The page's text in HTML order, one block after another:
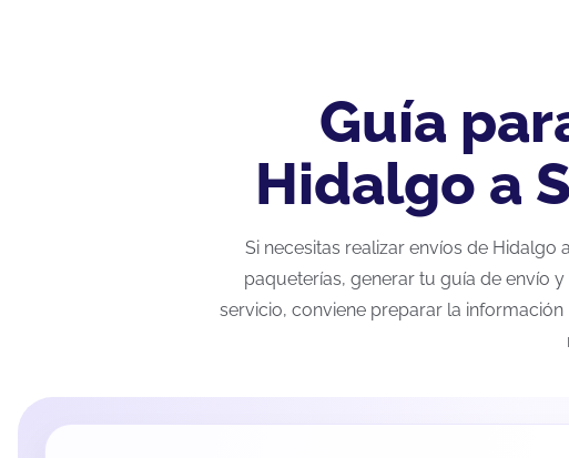
Guía
Hidalgo a
Si necesitas realizar envíos de
paqueterías, generar tu guía de envío
servicio, conviene preparar la